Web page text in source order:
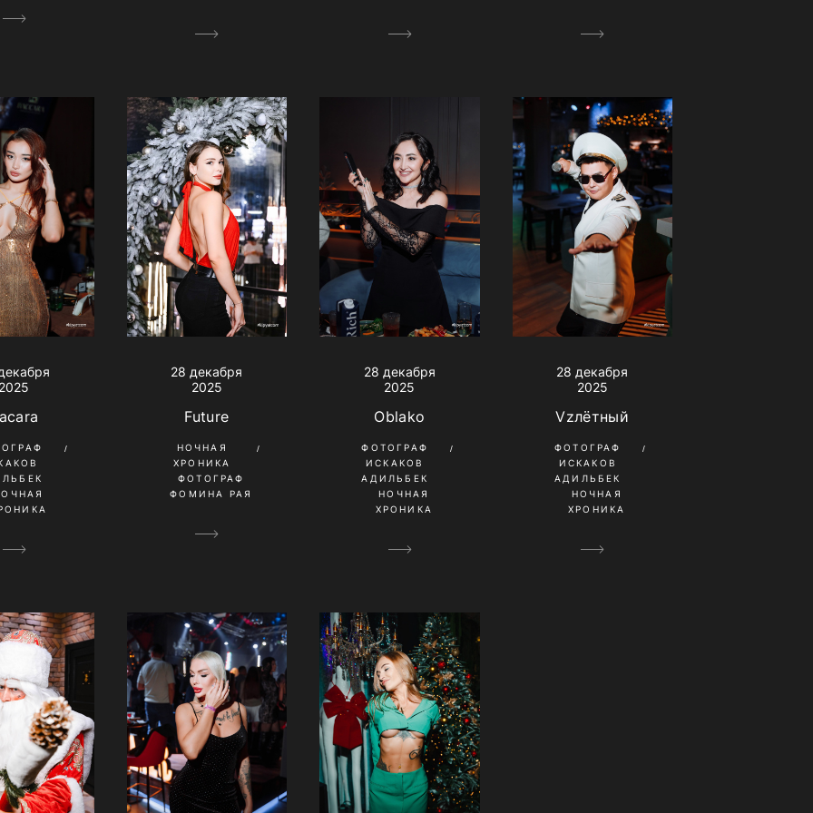
28 декабря
2025
Future
НОЧНАЯ
ХРОНИКА
ФОТОГРАФ
ФОМИНА РАЯ
28 декабря
2025
Oblako
ФОТОГРАФ
ИСКАКОВ
АДИЛЬБЕК
НОЧНАЯ
ХРОНИКА
28 декабря
2025
Vzлётный
ФОТОГРАФ
ИСКАКОВ
АДИЛЬБЕК
НОЧНАЯ
ХРОНИКА